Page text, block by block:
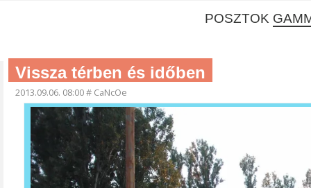
POSZTOK
Vissza térben és időben
2013.09.06. 08:00# CaNcOe